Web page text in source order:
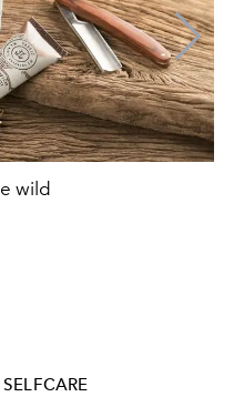
wild
SELFCARE